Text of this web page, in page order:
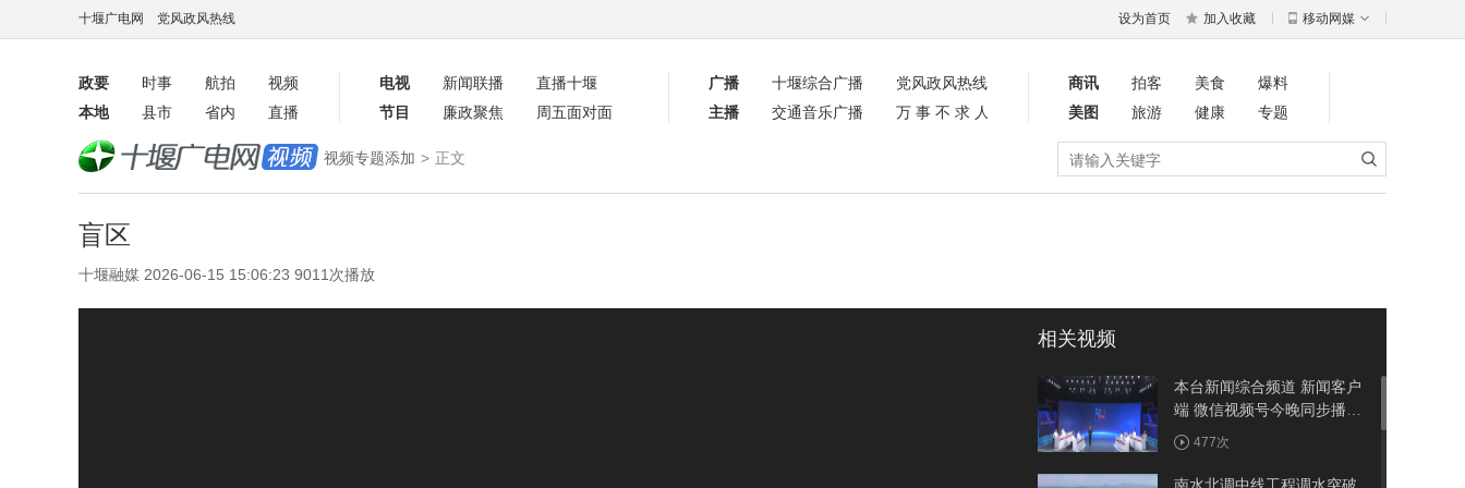
十堰广电网 党风政风热线 设为首页 加入收藏 移动网媒
政要 时事 航拍
视频
本地
县市 省内 直播
电视 新闻联播
直播十堰
节目
廉政聚焦 周五面对面
广播 十堰综合广播
党风政风热线
主播
交通音乐广播 万事不求人
商讯 拍客 美食
爆料
美图
旅游 健康
专题
数字报
视频专题添加 > 正文
盲区
十堰融媒 2026-06-15 15:06:23 9011次播放
相关视频
本台新闻综合频道 新闻客户
端 微信视频号今晚同步播出
《周五面对面》聚焦竹溪：
建强省际节点县 做优农旅大
文章
477次